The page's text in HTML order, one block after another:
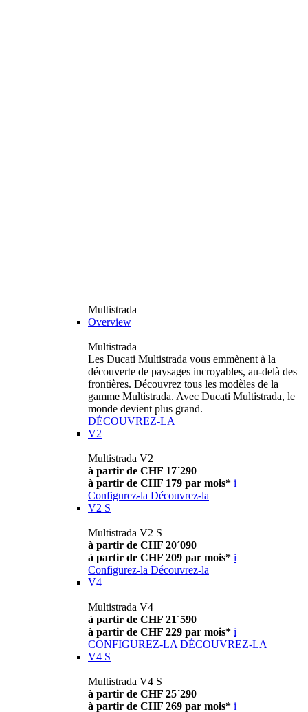
Multistrada
Overview
Multistrada
Les Ducati Multistrada vous emmènent à la
découverte de paysages incroyables, au-delà des
frontières. Découvrez tous les modèles de la
gamme Multistrada. Avec Ducati Multistrada, le
monde devient plus grand.
DÉCOUVREZ-LA
V2
Multistrada V2
à partir de CHF 17´290
à partir de CHF 179 par mois* i
Configurez-la Découvrez-la
V2 S
Multistrada V2 S
à partir de CHF 20´090
à partir de CHF 209 par mois* i
Configurez-la Découvrez-la
V4
Multistrada V4
à partir de CHF 21´590
à partir de CHF 229 par mois* i
CONFIGUREZ-LA DÉCOUVREZ-LA
V4 S
Multistrada V4 S
à partir de CHF 25´290
à partir de CHF 269 par mois* i